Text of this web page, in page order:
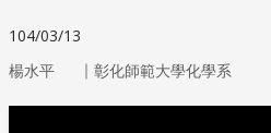
104/03/13
楊水平 ｜ 彰化師範大學化學系